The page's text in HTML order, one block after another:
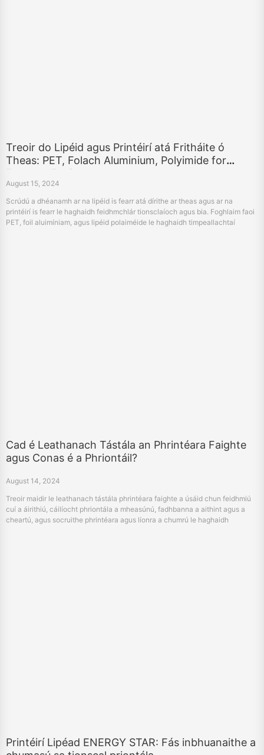
Treoir do Lipéid agus Printéirí atá Fritháite ó
Theas: PET, Folach Aluminium, Polyimide for
Extreme Environments
August 15, 2024
Scrúdú a dhéanamh ar na lipéid is fearr atá dírithe ar theas agus ar na
printéirí is fearr le haghaidh feidhmchlár tionsclaíoch agus bia. Foghlaim faoi
PET, foil aluimíniam, agus lipéid polaiméide le haghaidh timpeallachtaí
Cad é Leathanach Tástála an Phrintéara Faighte
agus Conas é a Phriontáil?
August 14, 2024
Treoir maidir le leathanach tástála phrintéara faighte a úsáid chun feidhmiú
cuí a áirithiú, cáilíocht phriontála a mheasúnú, fadhbanna a aithint agus a
cheartú, agus socruithe phrintéara agus líonra a chumrú le haghaidh
Printéirí Lipéad ENERGY STAR: Fás inbhuanaithe a